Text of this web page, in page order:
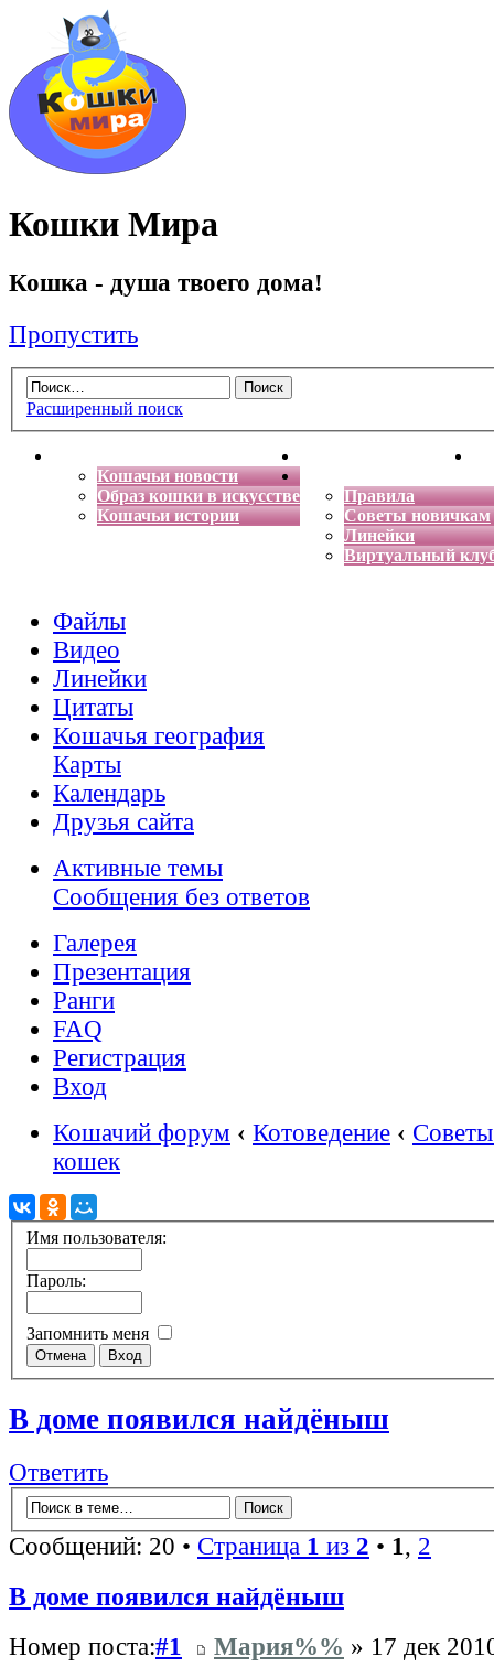
Кошки Мира
Кошка - душа твоего дома!
Пропустить
Расширенный поиск
Кошачьи новости
Образ кошки в искусстве
Кошачьи истории
Энциклопедия кошек
Правила
Советы новичкам
Линейки
Виртуальный
Файлы
Видео
Линейки
Цитаты
Кошачья география
Карты
Календарь
Друзья сайта
Активные темы
Сообщения без ответов
Галерея
Презентация
Ранги
FAQ
Регистрация
Вход
Кошачий форум ‹ Котоведение ‹
кошек
Имя пользователя:
Пароль:
Запомнить меня
В доме появился найдёныш
Ответить
Сообщений: 20 • Страница 1 из 2 • 1, 2
В доме появился найдёныш
Номер поста:#1 Мария%% » 17 дек